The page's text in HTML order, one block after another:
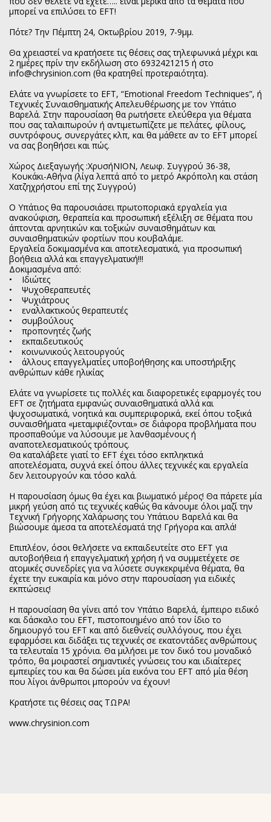
μπορεί να επιλύσει το EFT!
Πότε? Την Πέμπτη 24, Οκτωβρίου 2019, 7-9μμ.
Θα χρειαστεί να κρατήσετε τις θέσεις σας τηλεφωνικά μέχρι και
2 ημέρες πρίν την εκδήλωση στο 6932421215 ή στο
info@chrysinion.com (θα κρατηθεί προτεραιότητα).
Ελάτε να γνωρίσετε το EFT, “Emotional Freedom Techniques”, ή
Τεχνικές Συναισθηματικής Απελευθέρωσης με τον Υπάτιο
Βαρελά. Στην παρουσίαση θα ρωτήσετε ελεύθερα για θέματα
που σας ταλαιπωρούν ή αντιμετωπίζετε με πελάτες, φίλους,
συντρόφους, συνεργάτες κλπ, και θα μάθετε αν το EFT μπορεί
να σας βοηθήσει και πώς.
Χώρος Διεξαγωγής :ΧρυσήΝΙΟΝ, Λεωφ. Συγγρού 36-38,
Κουκάκι-Αθήνα (λίγα λεπτά από το μετρό Ακρόπολη και στάση
Χατζηχρήστου επί της Συγγρού)
Ο Υπάτιος θα παρουσιάσει πρωτοποριακά εργαλεία για
ανακούφιση, θεραπεία και προσωπική εξέλιξη σε θέματα που
άπτονται αρνητικών και τοξικών συναισθημάτων και
συναισθηματικών φορτίων που κουβαλάμε.
Εργαλεία δοκιμασμένα και αποτελεσματικά, για προσωπική
βοήθεια αλλά και επαγγελματική!!!
Δοκιμασμένα από:
• Ιδιώτες
• Ψυχοθεραπευτές
• Ψυχιάτρους
• εναλλακτικούς θεραπευτές
• συμβούλους
• προπονητές ζωής
• εκπαιδευτικούς
• κοινωνικούς λειτουργούς
• άλλους επαγγελματίες υποβοήθησης και υποστήριξης
ανθρώπων κάθε ηλικίας
Ελάτε να γνωρίσετε τις πολλές και διαφορετικές εφαρμογές του
EFT σε ζητήματα εμφανώς συναισθηματικά αλλά και
ψυχοσωματικά, νοητικά και συμπεριφορικά, εκεί όπου τοξικά
συναισθήματα «μεταμφιέζονται» σε διάφορα προβλήματα που
προσπαθούμε να λύσουμε με λανθασμένους ή
αναποτελεσματικούς τρόπους.
Θα καταλάβετε γιατί το EFT έχει τόσο εκπληκτικά
αποτελέσματα, συχνά εκεί όπου άλλες τεχνικές και εργαλεία
δεν λειτουργούν και τόσο καλά.
Η παρουσίαση όμως θα έχει και βιωματικό μέρος! Θα πάρετε μία
μικρή γεύση από τις τεχνικές καθώς θα κάνουμε όλοι μαζί την
Τεχνική Γρήγορης Χαλάρωσης του Υπάτιου Βαρελά και θα
βιώσουμε άμεσα τα αποτελέσματά της! Γρήγορα και απλά!
Επιπλέον, όσοι θελήσετε να εκπαιδευτείτε στο EFT για
αυτοβοήθεια ή επαγγελματική χρήση ή να συμμετέχετε σε
ατομικές συνεδρίες για να λύσετε συγκεκριμένα θέματα, θα
έχετε την ευκαιρία και μόνο στην παρουσίαση για ειδικές
εκπτώσεις!
Η παρουσίαση θα γίνει από τον Υπάτιο Βαρελά, έμπειρο ειδικό
και δάσκαλο του EFT, πιστοποιημένο από τον ίδιο το
δημιουργό του EFT και από διεθνείς συλλόγους, που έχει
εφαρμόσει και διδάξει τις τεχνικές σε εκατοντάδες ανθρώπους
τα τελευταία 15 χρόνια. Θα μιλήσει με τον δικό του μοναδικό
τρόπο, θα μοιραστεί σημαντικές γνώσεις του και ιδιαίτερες
εμπειρίες του και θα δώσει μία εικόνα του EFT από μία θέση
που λίγοι άνθρωποι μπορούν να έχουν!
Κρατήστε τις θέσεις σας ΤΩΡΑ!
www.chrysinion.com